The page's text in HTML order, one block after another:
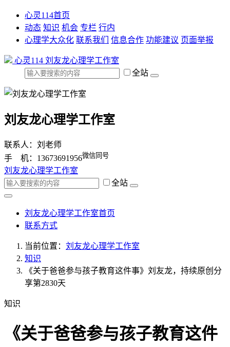
心灵114首页
动态 知识 机会 专栏 行内
心理学大众化 联系我们 信息合作 功能建议 页面举报
心灵114 刘友龙心理学工作室
全站
刘友龙心理学工作室
联系人：刘老师
手 机：13673691956微信同号
刘友龙心理学工作室
全站
刘友龙心理学工作室首页
联系方式
当前位置： 刘友龙心理学工作室
知识
《关于爸爸参与孩子教育这件事》刘友龙，持续原创分
享第2830天
知识
《关于爸爸参与孩子教育这件